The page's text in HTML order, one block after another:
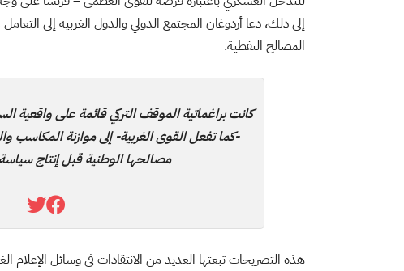
إلى ذلك، دعا أردوغان المجتمع الدولي والدول الغربية إلى
المصالح النفطية.
كانت براغماتية الموقف التركي قائمة على واقعية
-كما تفعل القوى الغربية- إلى موازنة المكاسب
مصالحها الوطنية قبل إنتاج
هذه التصريحات تبعتها العديد من الانتقادات في وسائل الإعلام